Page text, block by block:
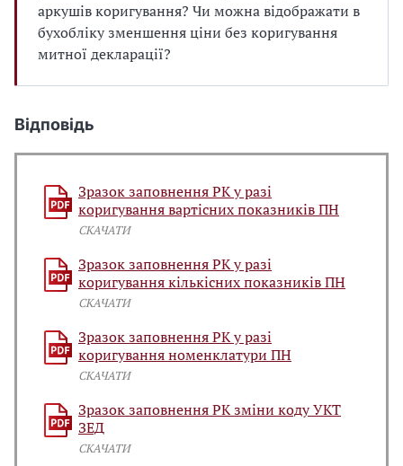
аркушів коригування? Чи можна відображати в
бухобліку зменшення ціни без коригування
митної декларації?
Відповідь
Зразок заповнення РК у разі
коригування вартісних показників ПН
СКАЧАТИ
Зразок заповнення РК у разі
коригування кількісних показників ПН
СКАЧАТИ
Зразок заповнення РК у разі
коригування номенклатури ПН
СКАЧАТИ
Зразок заповнення РК зміни коду УКТ
ЗЕД
СКАЧАТИ